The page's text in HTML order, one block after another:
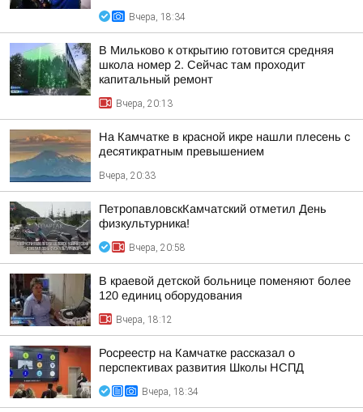
Вчера, 18:34
В Мильково к открытию готовится средняя
школа номер 2. Сейчас там проходит
капитальный ремонт
Вчера, 20:13
На Камчатке в красной икре нашли плесень с
десятикратным превышением
Вчера, 20:33
ПетропавловскКамчатский отметил День
физкультурника!
Вчера, 20:58
В краевой детской больнице поменяют более
120 единиц оборудования
Вчера, 18:12
Росреестр на Камчатке рассказал о
перспективах развития Школы НСПД
Вчера, 18:34